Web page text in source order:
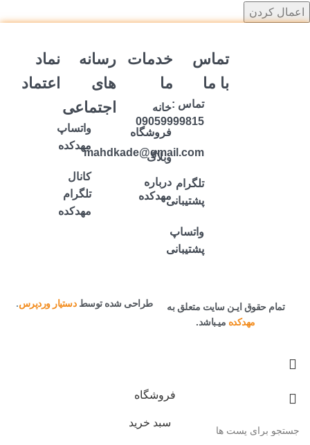
اعمال کردن
تماس
با ما
تماس :
09059999815
mahdkade@gmail.com
تلگرام
پشتیبانی
واتساپ
پشتیبانی
خدمات
ما
خانه
فروشگاه
وبلاگ
درباره
مهدکده
رسانه
های
اجتماعی
واتساپ
مهدکده
کانال
تلگرام
مهدکده
نماد
اعتماد
تمام حقوق ایـن سایت متعلق به
مهدکده میـباشد.
طراحی شده توسطدستیار وردپرس.
فروشگاه
سبد خرید